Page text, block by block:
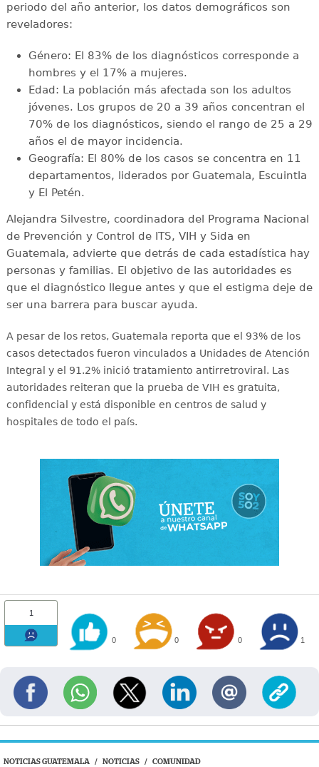
periodo del año anterior, los datos demográficos son
reveladores:
Género: El 83% de los diagnósticos corresponde a
hombres y el 17% a mujeres.
Edad: La población más afectada son los adultos
jóvenes. Los grupos de 20 a 39 años concentran el
70% de los diagnósticos, siendo el rango de 25 a 29
años el de mayor incidencia.
Geografía: El 80% de los casos se concentra en 11
departamentos, liderados por Guatemala, Escuintla
y El Petén.
Alejandra Silvestre, coordinadora del Programa Nacional
de Prevención y Control de ITS, VIH y Sida en
Guatemala, advierte que detrás de cada estadística hay
personas y familias. El objetivo de las autoridades es
que el diagnóstico llegue antes y que el estigma deje de
ser una barrera para buscar ayuda.
A pesar de los retos, Guatemala reporta que el 93% de los
casos detectados fueron vinculados a Unidades de Atención
Integral y el 91.2% inició tratamiento antirretroviral . Las
autoridades reiteran que la prueba de VIH es gratuita,
confidencial y está disponible en centros de salud y
hospitales de todo el país.
1
0 0 0 1
NOTICIAS GUATEMALA / NOTICIAS / COMUNIDAD